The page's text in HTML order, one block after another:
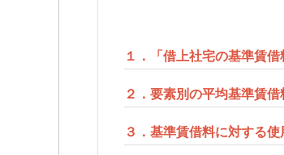
１．「借上社宅の基準賃
２．要素別の平均基準賃借
３．基準賃借料に対する使